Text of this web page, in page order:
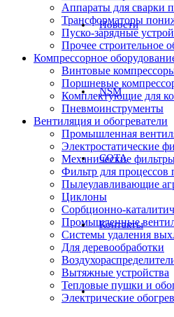
Новости
NSM
СОТА
Контакты
Аппараты для сварки
Трансформаторы
Пуско-зарядные
Прочее строительное
Компрессорное
Винтовые
Поршневые
Комплектующие для
Пневмоинструменты
Вентиляция и обогреватели
Промышленная
Электростатические
Механические
Фильтр для процессов
Пылеулавливающие
Циклоны
Сорбционно-
Промышленные
Системы удаления
Для деревообработки
Вытяжные устройства
Тепловые пушки и
Электрические